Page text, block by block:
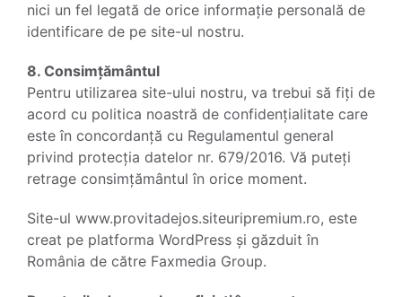
nici un fel legată de orice informație personală de
identificare de pe site-ul nostru.
8. Consimțământul
Pentru utilizarea site-ului nostru, va trebui să fiți de
acord cu politica noastră de confidențialitate care
este în concordanță cu Regulamentul general
privind protecția datelor nr. 679/2016. Vă puteți
retrage consimțământul în orice moment.
Site-ul www.provitadejos.siteuripremium.ro, este
creat pe platforma WordPress și găzduit în
România de către Faxmedia Group.